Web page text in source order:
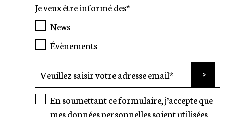
Je veux être informé des*
News
Évènements
En soumettant ce formulaire, j’accepte que
mes données personnelles soient utilisées